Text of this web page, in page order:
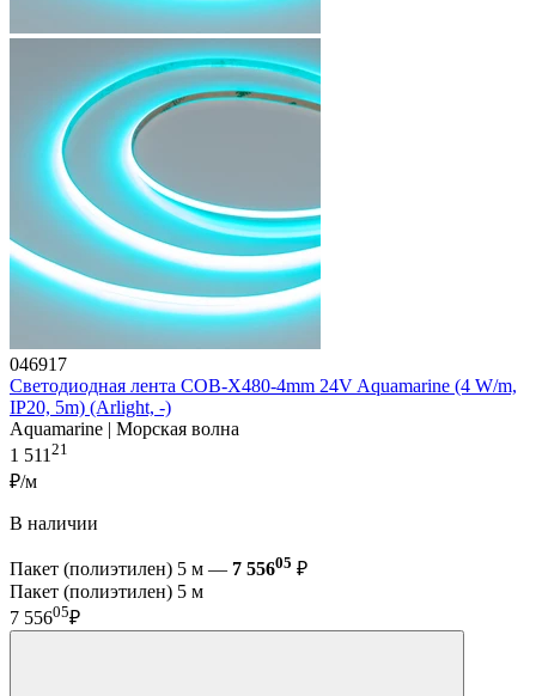
046917
Светодиодная лента COB-X480-4mm 24V Aquamarine (4 W/m,
IP20, 5m) (Arlight, -)
Aquamarine | Морская волна
1 51121
₽/м
В наличии
Пакет (полиэтилен) 5 м — 7 55605 ₽
Пакет (полиэтилен) 5 м
7 55605₽